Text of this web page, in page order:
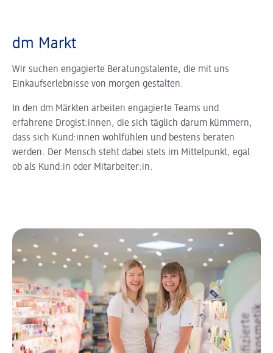
dm Markt
Wir suchen engagierte Beratungstalente, die mit uns
Einkaufserlebnisse von morgen gestalten.
In den dm Märkten arbeiten engagierte Teams und
erfahrene Drogist:innen, die sich täglich darum kümmern,
dass sich Kund:innen wohlfühlen und bestens beraten
werden. Der Mensch steht dabei stets im Mittelpunkt, egal
ob als Kund:in oder Mitarbeiter:in.